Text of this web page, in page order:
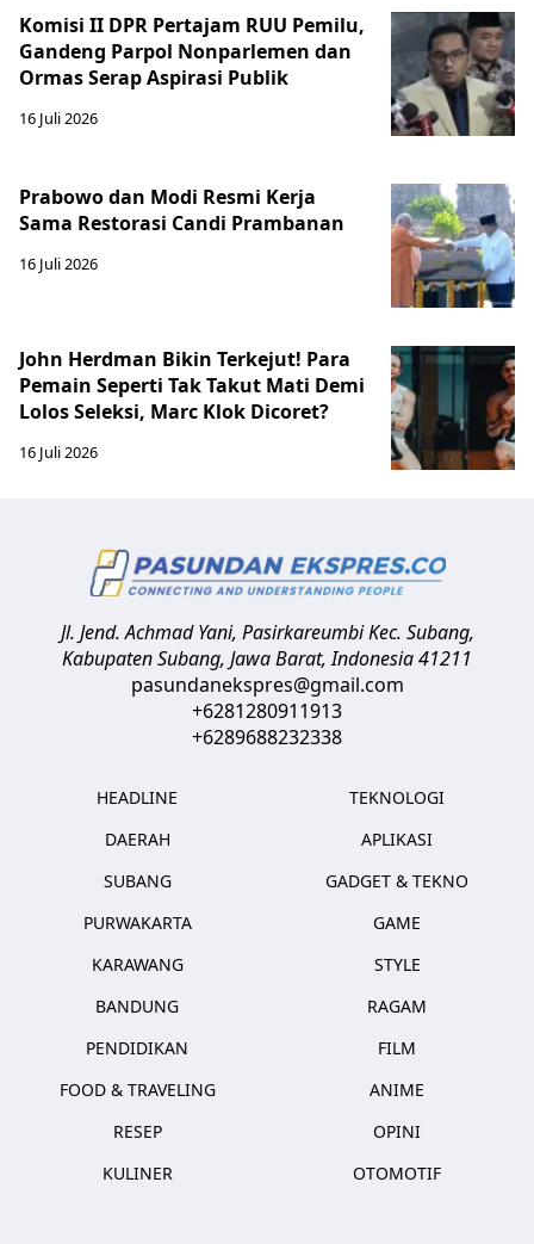
Komisi II DPR Pertajam RUU Pemilu,
Gandeng Parpol Nonparlemen dan
Ormas Serap Aspirasi Publik
16 Juli 2026
Prabowo dan Modi Resmi Kerja
Sama Restorasi Candi Prambanan
16 Juli 2026
John Herdman Bikin Terkejut! Para
Pemain Seperti Tak Takut Mati Demi
Lolos Seleksi, Marc Klok Dicoret?
16 Juli 2026
Jl. Jend. Achmad Yani, Pasirkareumbi Kec. Subang,
Kabupaten Subang, Jawa Barat,Indonesia41211
pasundanekspres@gmail.com
+6281280911913
+6289688232338
HEADLINE
DAERAH
SUBANG
PURWAKARTA
KARAWANG
BANDUNG
PENDIDIKAN
FOOD & TRAVELING
RESEP
KULINER
TEKNOLOGI
APLIKASI
GADGET & TEKNO
GAME
STYLE
RAGAM
FILM
ANIME
OPINI
OTOMOTIF